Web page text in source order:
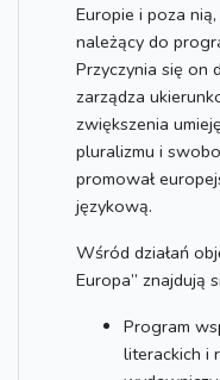
Europie i poza
należący do
Przyczynia się
zarządza
zwiększenia
pluralizmu i
promował
językową.
Wśród działań
Europa” znajdują
Program
literackich i